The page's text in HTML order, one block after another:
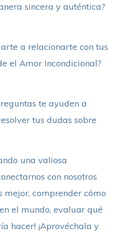
sincera y auténtica?
a relacionarte con tus
el Amor Incondicional?
te ayuden a
tus dudas sobre
una valiosa
con nosotros
mejor, comprender cómo
el mundo, evaluar qué
hacer! ¡Aprovéchala y